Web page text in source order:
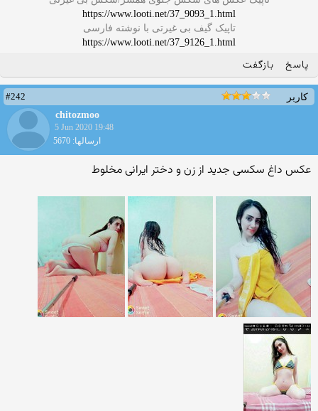
https://www.looti.net/37_9093_1.html
تاپیک گیف بی غیرتی با نوشته فارسی
https://www.looti.net/37_9126_1.html
پاسخ بازگفت
کاربر
#242
chitozmoo
5 Jun 2020 19:48
ارسالها: 5670
عکس داغ سکسی جدید از زن و دختر ایرانی مخلوط